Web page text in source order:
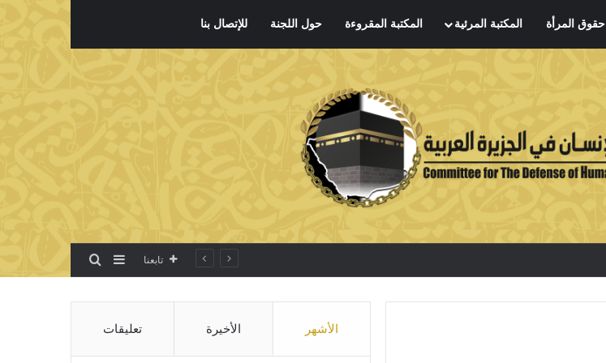
حقوق المرأة المكتبة المرئية المكتبة المقروءة حول اللجنة للإتصال بنا
تابعنا إضافة عمود جانبي
بحث عن
الأشهر الأخيرة تعليقات